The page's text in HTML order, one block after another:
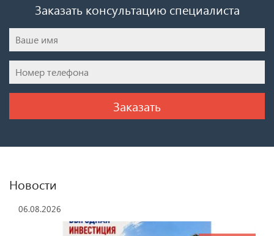
Заказать консультацию специалиста
Новости
06.08.2026